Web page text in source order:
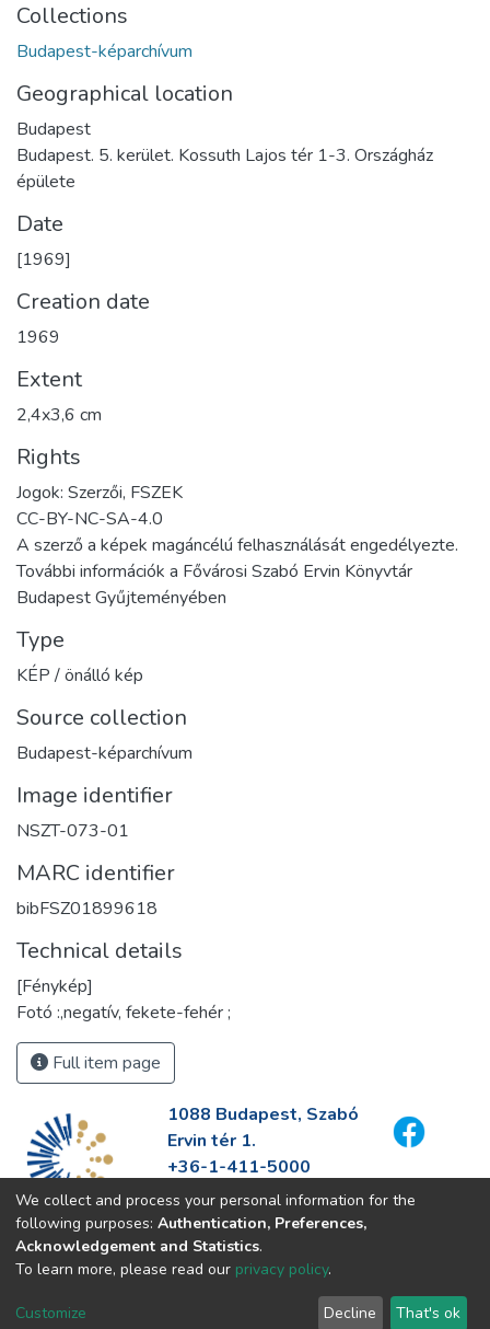
Collections
Budapest-képarchívum
Geographical location
Budapest
Budapest. 5. kerület. Kossuth Lajos tér 1-3. Országház
épülete
Date
[1969]
Creation date
1969
Extent
2,4x3,6 cm
Rights
Jogok: Szerzői, FSZEK
CC-BY-NC-SA-4.0
A szerző a képek magáncélú felhasználását engedélyezte.
További információk a Fővárosi Szabó Ervin Könyvtár
Budapest Gyűjteményében
Type
KÉP / önálló kép
Source collection
Budapest-képarchívum
Image identifier
NSZT-073-01
MARC identifier
bibFSZ01899618
Technical details
[Fénykép]
Fotó :,negatív, fekete-fehér ;
Full item page
1088 Budapest, Szabó
Ervin tér 1.
+36-1-411-5000
info@fszek.hu
https://fszek.hu
We collect and process your personal information for the
following purposes: Authentication, Preferences,
Acknowledgement and Statistics.
To learn more, please read our privacy policy.
Customize Decline That's ok